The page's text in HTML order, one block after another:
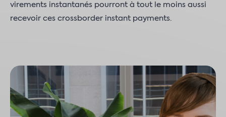
virements instantanés pourront à tout le moins aussi
recevoir ces crossborder instant payments.